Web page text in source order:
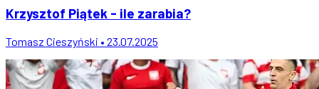
Krzysztof Piątek - ile zarabia?
Tomasz Cieszyński • 23.07.2025